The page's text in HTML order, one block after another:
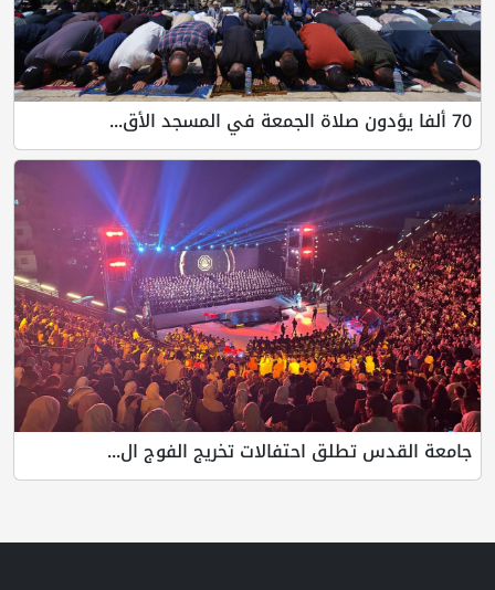
70 ألفا يؤدون صلاة الجمعة في المسجد الأق...
جامعة القدس تطلق احتفالات تخريج الفوج ال...